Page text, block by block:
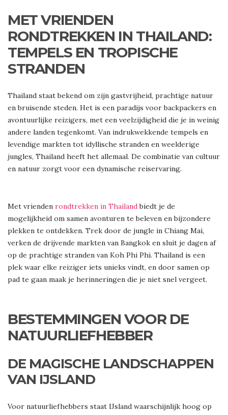
MET VRIENDEN
RONDTREKKEN IN THAILAND:
TEMPELS EN TROPISCHE
STRANDEN
Thailand staat bekend om zijn gastvrijheid, prachtige natuur
en bruisende steden. Het is een paradijs voor backpackers en
avontuurlijke reizigers, met een veelzijdigheid die je in weinig
andere landen tegenkomt. Van indrukwekkende tempels en
levendige markten tot idyllische stranden en weelderige
jungles, Thailand heeft het allemaal. De combinatie van cultuur
en natuur zorgt voor een dynamische reiservaring.
Met vrienden rondtrekken in Thailandbiedt je de
mogelijkheid om samen avonturen te beleven en bijzondere
plekken te ontdekken. Trek door de jungle in Chiang Mai,
verken de drijvende markten van Bangkok en sluit je dagen af
op de prachtige stranden van Koh Phi Phi. Thailand is een
plek waar elke reiziger iets unieks vindt, en door samen op
pad te gaan maak je herinneringen die je niet snel vergeet.
BESTEMMINGEN VOOR DE
NATUURLIEFHEBBER
DE MAGISCHE LANDSCHAPPEN
VAN IJSLAND
Voor natuurliefhebbers staat IJsland waarschijnlijk hoog op